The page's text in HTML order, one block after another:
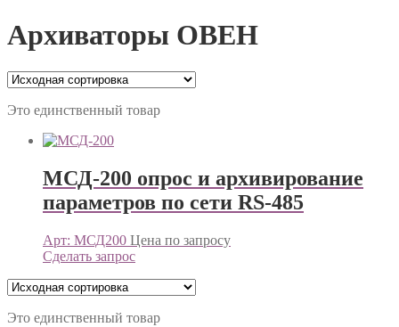
Архиваторы ОВЕН
Это единственный товар
МСД-200 опрос и архивирование
параметров по сети RS-485
Арт: МСД200 Цена по запросу
Сделать запрос
Это единственный товар